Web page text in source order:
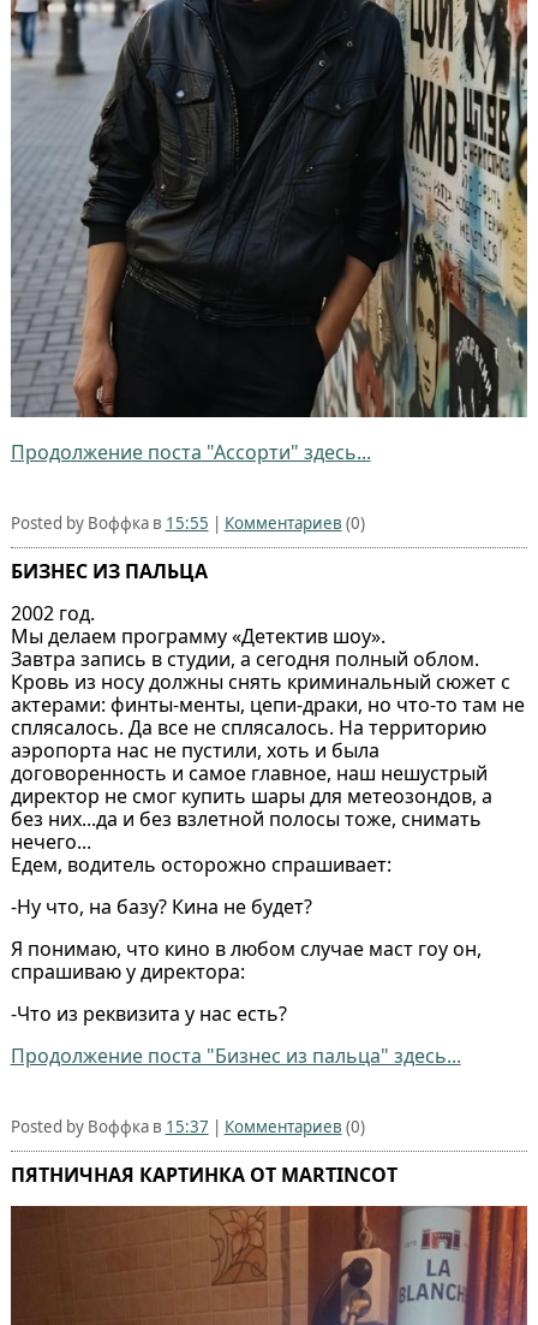
Продолжение поста "Ассорти" здесь...
Posted by Воффка в 15:55 | Комментариев (0)
БИЗНЕС ИЗ ПАЛЬЦА
2002 год.
Мы делаем программу «Детектив шоу».
Завтра запись в студии, а сегодня полный облом.
Кровь из носу должны снять криминальный сюжет с
актерами: финты-менты, цепи-драки, но что-то там не
сплясалось. Да все не сплясалось. На территорию
аэропорта нас не пустили, хоть и была
договоренность и самое главное, наш нешустрый
директор не смог купить шары для метеозондов, а
без них...да и без взлетной полосы тоже, снимать
нечего...
Едем, водитель осторожно спрашивает:
-Ну что, на базу? Кина не будет?
Я понимаю, что кино в любом случае маст гоу он,
спрашиваю у директора:
-Что из реквизита у нас есть?
Продолжение поста "Бизнес из пальца" здесь...
Posted by Воффка в 15:37 | Комментариев (0)
ПЯТНИЧНАЯ КАРТИНКА ОТ MARTINCOT